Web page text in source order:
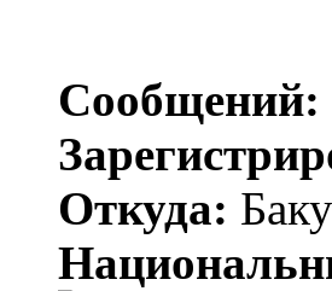
Сообщений:
Откуда: